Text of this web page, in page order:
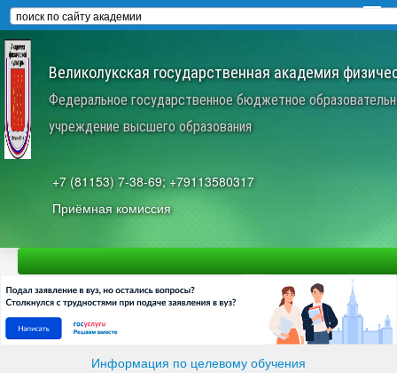
Великолукская государственная академия
Федеральное государственное бюджетное
учреждение высшего образования
+7 (81153) 7-38-69; +79113580317
Приёмная комиссия
Информация по целевому обучения